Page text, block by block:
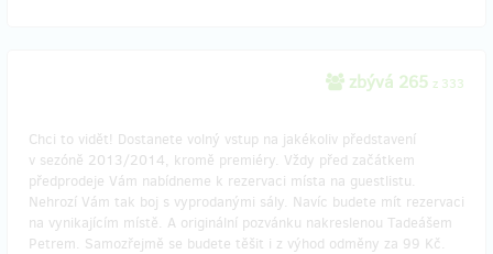
zbývá 265 z 333
Chci to vidět! Dostanete volný vstup na jakékoliv představení
v sezóně 2013/2014, kromě premiéry. Vždy před začátkem
předprodeje Vám nabídneme k rezervaci místa na guestlistu.
Nehrozí Vám tak boj s vyprodanými sály. Navíc budete mít rezervaci
na vynikajícím místě. A originální pozvánku nakreslenou Tadeášem
Petrem. Samozřejmě se budete těšit i z výhod odměny za 99 Kč.